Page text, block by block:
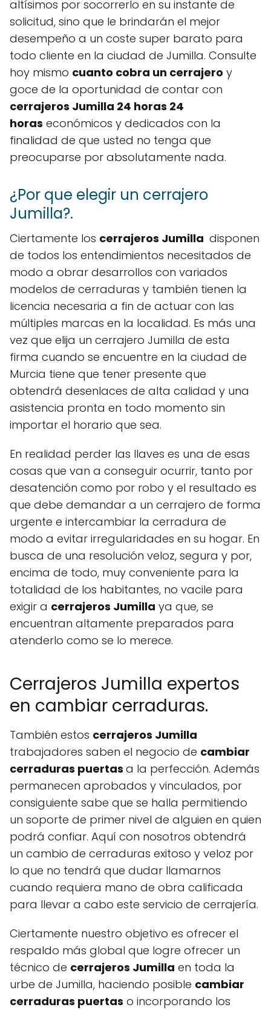
altísimos por socorrerlo en su instante de
solicitud, sino que le brindarán el mejor
desempeño a un coste super barato para
todo cliente en la ciudad de Jumilla. Consulte
hoy mismo cuanto cobra un cerrajero y
goce de la oportunidad de contar con
cerrajeros Jumilla 24 horas 24
horas económicos y dedicados con la
finalidad de que usted no tenga que
preocuparse por absolutamente nada.
¿Por que elegir un cerrajero
Jumilla?.
Ciertamente los cerrajeros Jumilla disponen
de todos los entendimientos necesitados de
modo a obrar desarrollos con variados
modelos de cerraduras y también tienen la
licencia necesaria a fin de actuar con las
múltiples marcas en la localidad. Es más una
vez que elija un cerrajero Jumilla de esta
firma cuando se encuentre en la ciudad de
Murcia tiene que tener presente que
obtendrá desenlaces de alta calidad y una
asistencia pronta en todo momento sin
importar el horario que sea.
En realidad perder las llaves es una de esas
cosas que van a conseguir ocurrir, tanto por
desatención como por robo y el resultado es
que debe demandar a un cerrajero de forma
urgente e intercambiar la cerradura de
modo a evitar irregularidades en su hogar. En
busca de una resolución veloz, segura y por,
encima de todo, muy conveniente para la
totalidad de los habitantes, no vacile para
exigir a cerrajeros Jumilla ya que, se
encuentran altamente preparados para
atenderlo como se lo merece.
Cerrajeros Jumilla expertos
en cambiar cerraduras.
También estos cerrajeros Jumilla
trabajadores saben el negocio de cambiar
cerraduras puertas a la perfección. Además
permanecen aprobados y vinculados, por
consiguiente sabe que se halla permitiendo
un soporte de primer nivel de alguien en quien
podrá confiar. Aquí con nosotros obtendrá
un cambio de cerraduras exitoso y veloz por
lo que no tendrá que dudar llamarnos
cuando requiera mano de obra calificada
para llevar a cabo este servicio de cerrajería.
Ciertamente nuestro objetivo es ofrecer el
respaldo más global que logre ofrecer un
técnico de cerrajeros Jumilla en toda la
urbe de Jumilla, haciendo posible cambiar
cerraduras puertas o incorporando los